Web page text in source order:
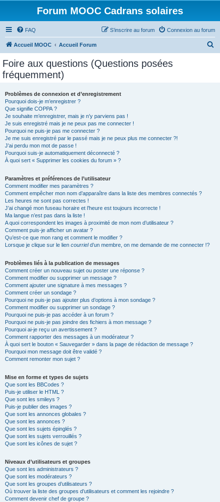
Forum MOOC Cadrans solaires
FAQ Connexion au forum
S’inscrire au forum
Accueil MOOC Accueil Forum
Foire aux questions (Questions posées
fréquemment)
Problèmes de connexion et d’enregistrement
Pourquoi dois-je m’enregistrer ?
Que signifie COPPA ?
Je souhaite m’enregistrer, mais je n’y parviens pas !
Je suis enregistré mais je ne peux pas me connecter !
Pourquoi ne puis-je pas me connecter ?
Je me suis enregistré par le passé mais je ne peux plus me connecter ?!
J’ai perdu mon mot de passe !
Pourquoi suis-je automatiquement déconnecté ?
À quoi sert « Supprimer les cookies du forum » ?
Paramètres et préférences de l’utilisateur
Comment modifier mes paramètres ?
Comment empêcher mon nom d’apparaître dans la liste des membres connectés ?
Les heures ne sont pas correctes !
J’ai changé mon fuseau horaire et l’heure est toujours incorrecte !
Ma langue n’est pas dans la liste !
A quoi correspondent les images à proximité de mon nom d’utilisateur ?
Comment puis-je afficher un avatar ?
Qu’est-ce que mon rang et comment le modifier ?
Lorsque je clique sur le lien courrield’un membre, on me demande de me connecter !?
Problèmes liés à la publication de messages
Comment créer un nouveau sujet ou poster une réponse ?
Comment modifier ou supprimer un message ?
Comment ajouter une signature à mes messages ?
Comment créer un sondage ?
Pourquoi ne puis-je pas ajouter plus d’options à mon sondage ?
Comment modifier ou supprimer un sondage ?
Pourquoi ne puis-je pas accéder à un forum ?
Pourquoi ne puis-je pas joindre des fichiers à mon message ?
Pourquoi ai-je reçu un avertissement ?
Comment rapporter des messages à un modérateur ?
À quoi sert le bouton « Sauvegarder » dans la page de rédaction de message ?
Pourquoi mon message doit être validé ?
Comment remonter mon sujet ?
Mise en forme et types de sujets
Que sont les BBCodes ?
Puis-je utiliser le HTML ?
Que sont les smileys ?
Puis-je publier des images ?
Que sont les annonces globales ?
Que sont les annonces ?
Que sont les sujets épinglés ?
Que sont les sujets verrouillés ?
Que sont les icônes de sujet ?
Niveaux d’utilisateurs et groupes
Que sont les administrateurs ?
Que sont les modérateurs ?
Que sont les groupes d’utilisateurs ?
Où trouver la liste des groupes d’utilisateurs et comment les rejoindre ?
Comment devenir chef de groupe ?